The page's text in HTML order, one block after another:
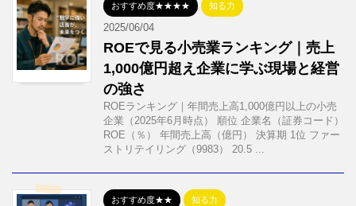
おすすめ度★★★★ 知る力
2025/06/04
ROEで見る小売業ランキング｜売上
1,000億円超え企業に学ぶ現場と経営
の強さ
ROEランキング｜年間売上高1,000億円以上の小売
企業（2025年6月時点） 順位 企業名（証券コード）
ROE（％） 年間売上高（億円） 決算期 1位 ファー
ストリテイリング（9983） 20.5 ...
おすすめ度★★ 知る力